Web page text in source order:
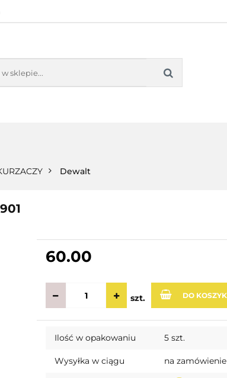
BESTSELLERY BLOG
Dewalt
60.00
szt. DO
Ilość w opakowaniu 5 szt.
Wysyłka w ciągu na zamówienie